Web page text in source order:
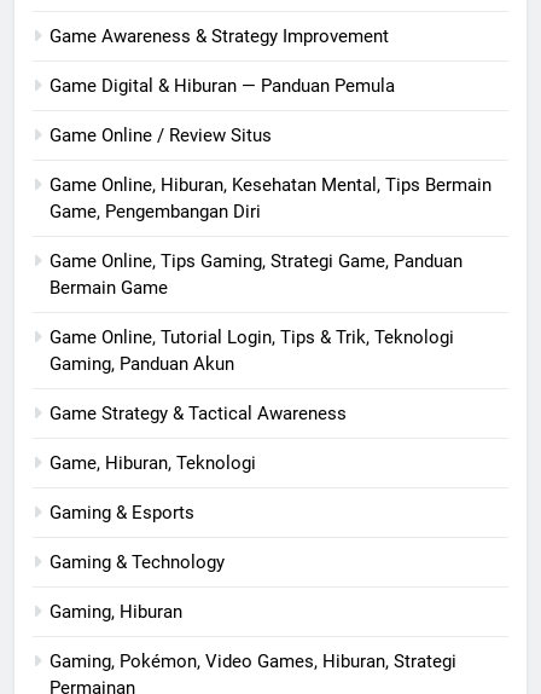
Game Awareness & Strategy Improvement
Game Digital & Hiburan — Panduan Pemula
Game Online / Review Situs
Game Online, Hiburan, Kesehatan Mental, Tips Bermain
Game, Pengembangan Diri
Game Online, Tips Gaming, Strategi Game, Panduan
Bermain Game
Game Online, Tutorial Login, Tips & Trik, Teknologi
Gaming, Panduan Akun
Game Strategy & Tactical Awareness
Game, Hiburan, Teknologi
Gaming & Esports
Gaming & Technology
Gaming, Hiburan
Gaming, Pokémon, Video Games, Hiburan, Strategi
Permainan